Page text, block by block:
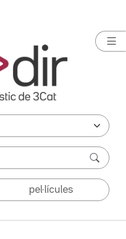
pel·lícules